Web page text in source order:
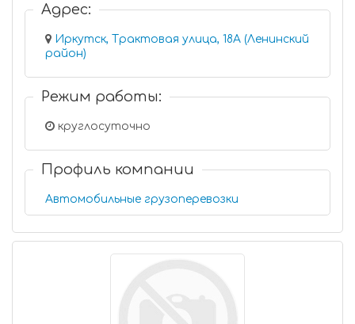
Адрес:
Иркутск, Трактовая улица, 18А (Ленинский
район)
Режим работы:
круглосуточно
Профиль компании
Автомобильные грузоперевозки